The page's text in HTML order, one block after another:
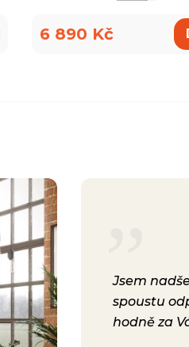
6 890 Kč
personál,
prodlení.
poslala i
strávili
Jsem
spoustu
hodně za